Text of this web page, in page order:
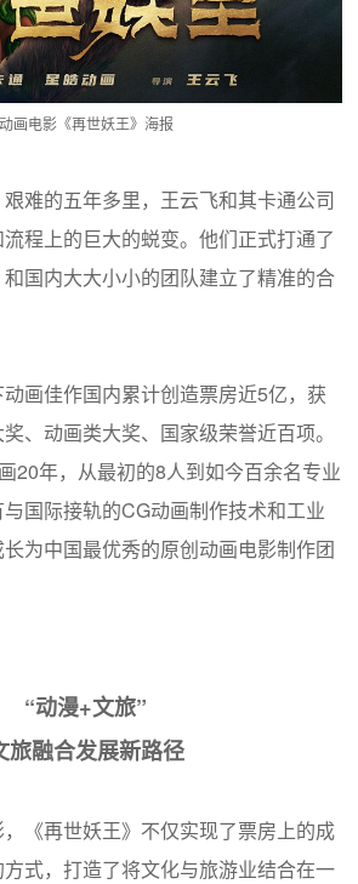
动画电影《再世妖王》海报
难的五年多里，王云飞和其卡通公司
程上的巨大的蜕变。他们正式打通了
国内大大小小的团队建立了精准的合
画佳作国内累计创造票房近5亿，获
、动画类大奖、国家级荣誉近百项。
20年，从最初的8人到如今百余名专业
国际接轨的CG动画制作技术和工业
为中国最优秀的原创动画电影制作团
“动漫+文旅”
旅融合发展新路径
《再世妖王》不仅实现了票房上的成
式，打造了将文化与旅游业结合在一